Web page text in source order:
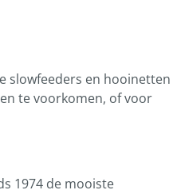
slowfeeders en hooinetten
te voorkomen, of voor
1974 de mooiste